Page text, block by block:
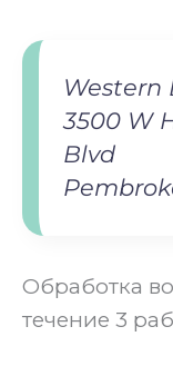
Western
3500 W
Blvd
Обработка
течение 3